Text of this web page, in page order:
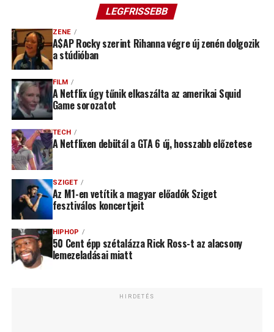
LEGFRISSEBB
ZENE
A$AP Rocky szerint Rihanna végre új zenén dolgozik
a stúdióban
FILM
A Netflix úgy tűnik elkaszálta az amerikai Squid
Game sorozatot
TECH
A Netflixen debütál a GTA 6 új, hosszabb előzetese
SZIGET
Az M1-en vetítik a magyar előadók Sziget
fesztiválos koncertjeit
HIPHOP
50 Cent épp szétalázza Rick Ross-t az alacsony
lemezeladásai miatt
HIRDETÉS